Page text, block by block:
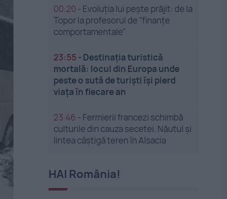
00:20 - Evoluția lui pește prăjit: de la
Topor la profesorul de ”finanțe
comportamentale”
23:55 - Destinația turistică
mortală: locul din Europa unde
peste o sută de turiști își pierd
viața în fiecare an
23:46 - Fermierii francezi schimbă
culturile din cauza secetei. Năutul și
lintea câștigă teren în Alsacia
HAI România!